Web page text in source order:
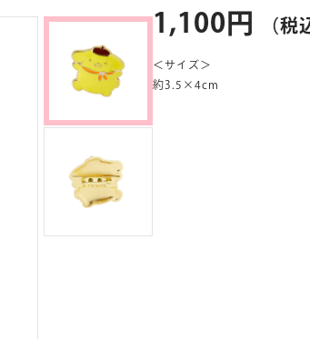
よくあるご質問
1,100円 （税
＜サイズ＞
約3.5×4cm